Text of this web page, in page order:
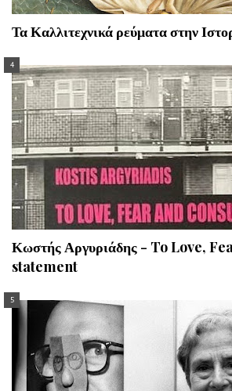
Τα Καλλιτεχνικά ρεύματα στην
Κωστής Αργυριάδης - To Love,
statement